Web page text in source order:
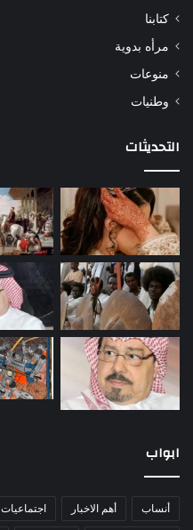
كتابنا
مرأه بدوية
منوعات
وطنيات
التحديثات
ابواب
أنساب أهم الاخبار اجتماعيات